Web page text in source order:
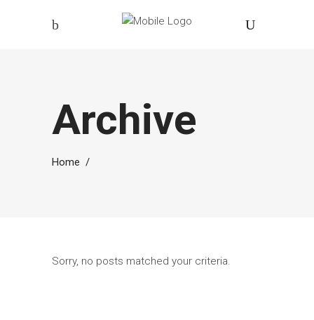
Archive
Home /
Sorry, no posts matched your criteria.